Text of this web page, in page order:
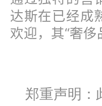
达斯在已经成
欢迎，其“奢
郑重声明：